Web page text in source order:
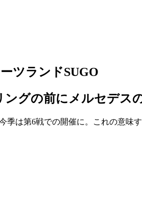
ツランドSUGO
ングの前にメルセデ
季は第6戦での開催に。これの意